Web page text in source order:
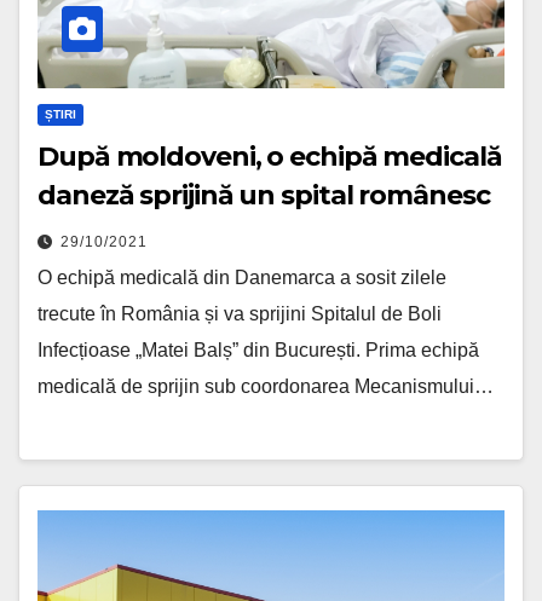
ȘTIRI
După moldoveni, o echipă medicală
daneză sprijină un spital românesc
29/10/2021
O echipă medicală din Danemarca a sosit zilele
trecute în România și va sprijini Spitalul de Boli
Infecțioase „Matei Balș” din București. Prima echipă
medicală de sprijin sub coordonarea Mecanismului…